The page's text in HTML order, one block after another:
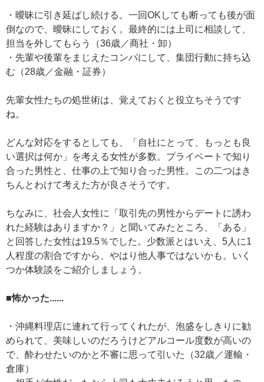
・曖昧に引き延ばし続ける。一回OKしても断っても後が面
倒なので、曖昧にしておく。最終的には上司に相談して、
担当を外してもらう（36歳／商社・卸）
・先輩や後輩をまじえたコンパにして、集団行動に持ち込
む（28歳／金融・証券）
先輩女性たちの処世術は、覚えておくと役立ちそうです
ね。
どんな対応をするとしても、「自社にとって、もっとも良
い選択は何か」を考える女性が多数。プライベートで知り
合った男性と、仕事の上で知り合った男性。この二つはき
ちんとわけて考えた方が良さそうです。
ちなみに、社会人女性に「取引先の男性からデートに誘わ
れた経験はありますか？」と聞いてみたところ、「ある」
と回答した女性は19.5％でした。少数派とはいえ、5人に1
人程度の割合ですから、やはり他人事ではないかも。いく
つか体験談をご紹介しましょう。
■怖かった......
・沖縄料理店に連れて行ってくれたが、泡盛をしきりに勧
められて、美味しいのだろうけどアルコール度数が高いの
で、酔わせたいのかと不審に思って引いた（32歳／運輸・
倉庫）